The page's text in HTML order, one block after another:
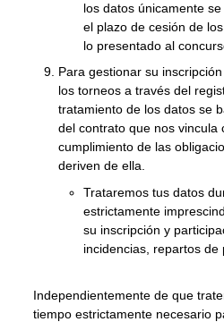
los datos únicamente
el plazo de cesión de
lo presentado al
Para gestionar su
los torneos a través del
tratamiento de los datos se
del contrato que nos vincula
cumplimiento de las
deriven de ella.
Trataremos tus datos
estrictamente
su inscripción y
incidencias, repartos de
Independientemente de que
tiempo estrictamente necesario